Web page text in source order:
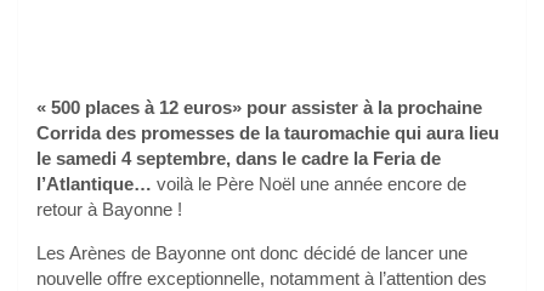
« 500 places à 12 euros» pour assister à la prochaine
Corrida des promesses de la tauromachie qui aura lieu
le samedi 4 septembre, dans le cadre la Feria de
l’Atlantique… voilà le Père Noël une année encore de
retour à Bayonne !
Les Arènes de Bayonne ont donc décidé de lancer une
nouvelle offre exceptionnelle, notamment à l’attention des